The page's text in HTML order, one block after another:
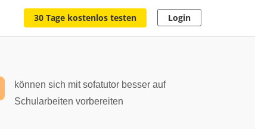
30 Tage kostenlos testen Login
können sich mit sofatutor besser auf
Schularbeiten vorbereiten